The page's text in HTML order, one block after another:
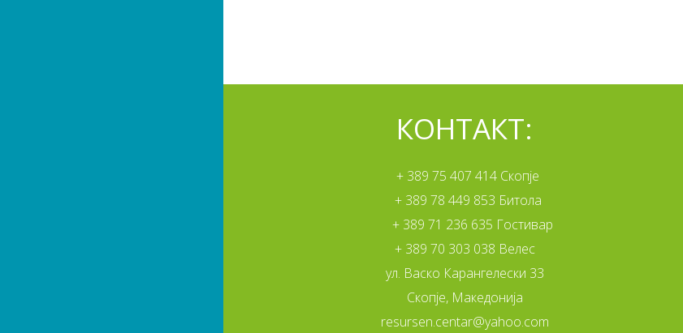
КОНТАКТ:
+ 389 75 407 414 Скопје
+ 389 78 449 853 Битола
+ 389 71 236 635 Гостивар
+ 389 70 303 038 Велес
ул. Васко Карангелески 33
Скопје, Македонија
resursen.centar@yahoo.com